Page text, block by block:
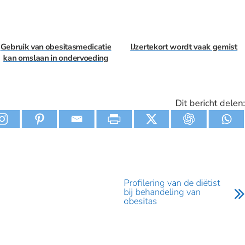
Gebruik van obesitasmedicatie
kan omslaan in ondervoeding
IJzertekort wordt vaak gemist
Dit bericht delen:
Profilering van de diëtist
bij behandeling van
obesitas